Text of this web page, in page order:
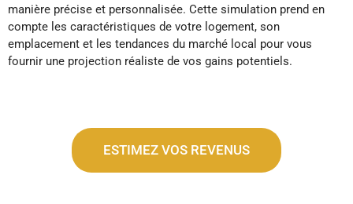
manière précise et personnalisée. Cette simulation prend en
compte les caractéristiques de votre logement, son
emplacement et les tendances du marché local pour vous
fournir une projection réaliste de vos gains potentiels.
ESTIMEZ VOS REVENUS